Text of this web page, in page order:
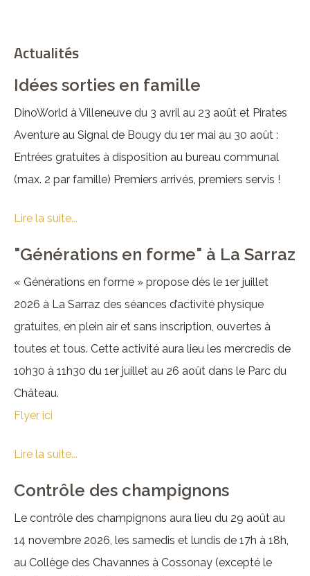
Actualités
Idées sorties en famille
DinoWorld à Villeneuve du 3 avril au 23 août et Pirates
Aventure au Signal de Bougy du 1er mai au 30 août :
Entrées gratuites à disposition au bureau communal
(max. 2 par famille) Premiers arrivés, premiers servis !
Lire la suite...
"Générations en forme" à La Sarraz
« Générations en forme » propose dès le 1er juillet
2026 à La Sarraz des séances d’activité physique
gratuites, en plein air et sans inscription, ouvertes à
toutes et tous. Cette activité aura lieu les mercredis de
10h30 à 11h30 du 1er juillet au 26 août dans le Parc du
Château.
Flyer ici
Lire la suite...
Contrôle des champignons
Le contrôle des champignons aura lieu du 29 août au
14 novembre 2026, les samedis et lundis de 17h à 18h,
au Collège des Chavannes à Cossonay (excepté le